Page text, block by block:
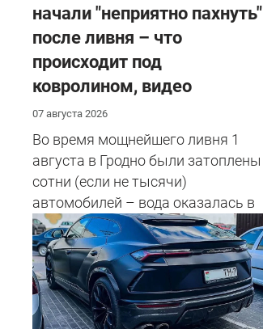
начали "неприятно пахнуть"
после ливня – что
происходит под
ковролином, видео
07 августа 2026
Во время мощнейшего ливня 1
августа в Гродно были затоплены
сотни (если не тысячи)
автомобилей – вода оказалась в
салоне...